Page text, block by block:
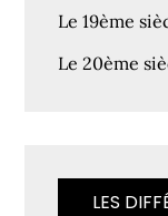
Le 19ème
Le 20ème
LES